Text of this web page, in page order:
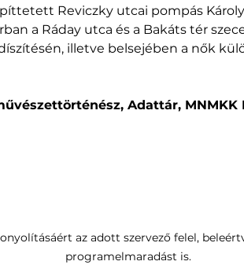
Reviczky utcai pompás
a Ráday utca és a Bakáts tér
illetve belsejében a nők
Adattár, MNMKK
az adott szervező felel,
programelmaradást is.